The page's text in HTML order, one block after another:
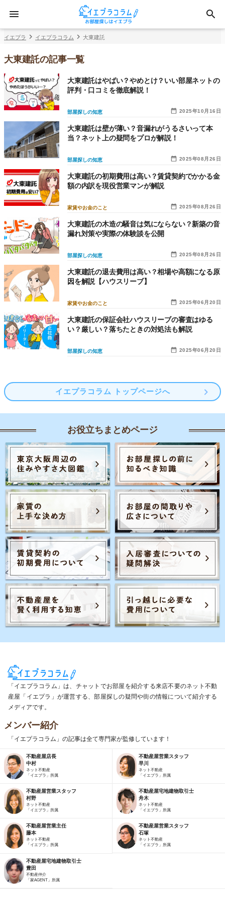
イエプラ イエプラコラム 大東建託
大東建託の記事一覧
2025年10月16日
部屋探しの知恵
大東建託はやばい？やめとけ？いい部屋ネットの
評判・口コミを徹底解説！
2025年08月26日
部屋探しの知恵
大東建託は壁が薄い？音漏れがうるさいって本
当？ネット上の疑問をプロが解説！
2025年08月26日
家賃やお金のこと
大東建託の初期費用は高い？賃貸契約でかかる金
額の内訳を現役営業マンが解説
2025年08月26日
部屋探しの知恵
大東建託の木造の騒音は気にならない？新築の音
漏れ対策や実際の体験談を公開
2025年06月20日
家賃やお金のこと
大東建託の退去費用は高い？相場や高額になる原
因を解説【ハウスリーブ】
2025年06月20日
部屋探しの知恵
大東建託の保証会社ハウスリーブの審査はゆる
い？厳しい？落ちたときの対処法も解説
イエプラコラム トップページへ
お役立ちまとめページ
「イエプラコラム」は、チャットでお部屋を紹介する来店不要のネット不動
産屋「イエプラ」が運営する、部屋探しの疑問や街の情報について紹介する
メディアです。
メンバー紹介
「イエプラコラム」の記事は全て専門家が監修しています！
不動産屋店長
中村
ネット不動産
「イエプラ」所属
不動産屋営業スタッフ
早川
ネット不動産
「イエプラ」所属
不動産屋営業スタッフ
村野
ネット不動産
「イエプラ」所属
不動産屋宅地建物取引士
舟木
ネット不動産
「イエプラ」所属
不動産屋営業主任
藤本
ネット不動産
「イエプラ」所属
不動産屋営業スタッフ
石塚
ネット不動産
「イエプラ」所属
不動産屋宅地建物取引士
豊田
不動産仲介
「家AGENT」所属